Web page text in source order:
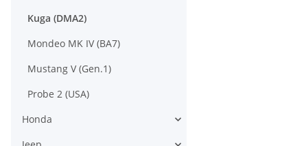
Kuga (DMA2)
Mondeo MK IV (BA7)
Mustang V (Gen.1)
Probe 2 (USA)
Honda